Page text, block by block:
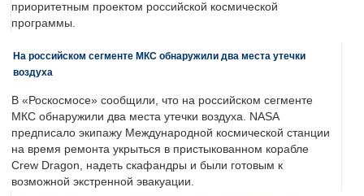
приоритетным проектом российской космической
программы.
На российском сегменте МКС обнаружили два места утечки
воздуха
В «Роскосмосе» сообщили, что на российском сегменте
МКС обнаружили два места утечки воздуха. NASA
предписало экипажу Международной космической станции
на время ремонта укрыться в пристыкованном корабле
Crew Dragon, надеть скафандры и были готовым к
возможной экстренной эвакуации.